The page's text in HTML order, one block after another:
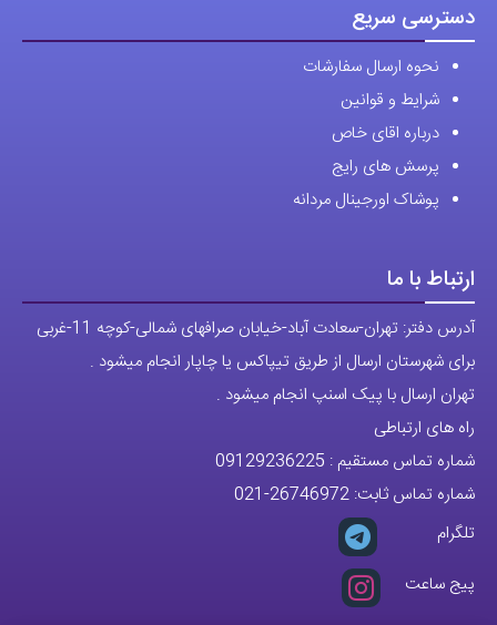
انتخاب
انتخاب
دسترسی سریع
نحوه ارسال سفارشات
شرایط و قوانین
درباره اقای خاص
پرسش های رایج
پوشاک اورجینال مردانه
ارتباط با ما
آدرس دفتر: تهران-سعادت آباد-خیابان صرافهای شمالی-کوچه 11-غربی
برای شهرستان ارسال از طریق تیپاکس یا چاپار انجام میشود .
تهران ارسال با پیک اسنپ انجام میشود .
راه های ارتباطی
شماره تماس مستقیم : 09129236225
شماره تماس ثابت: 26746972
-021
تلگرام
پیج ساعت